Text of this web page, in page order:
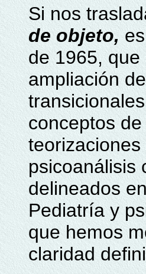
Si nos
de objeto,
de 1965,
ampliación
conceptos
psicoanálisis
delineados
Pediatría y
que hemos
claridad